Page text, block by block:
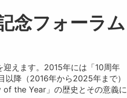
念フォーラム
えます。2015年には「10周年
以降（2016年から2025年まで）
the Year」の歴史とその意義に